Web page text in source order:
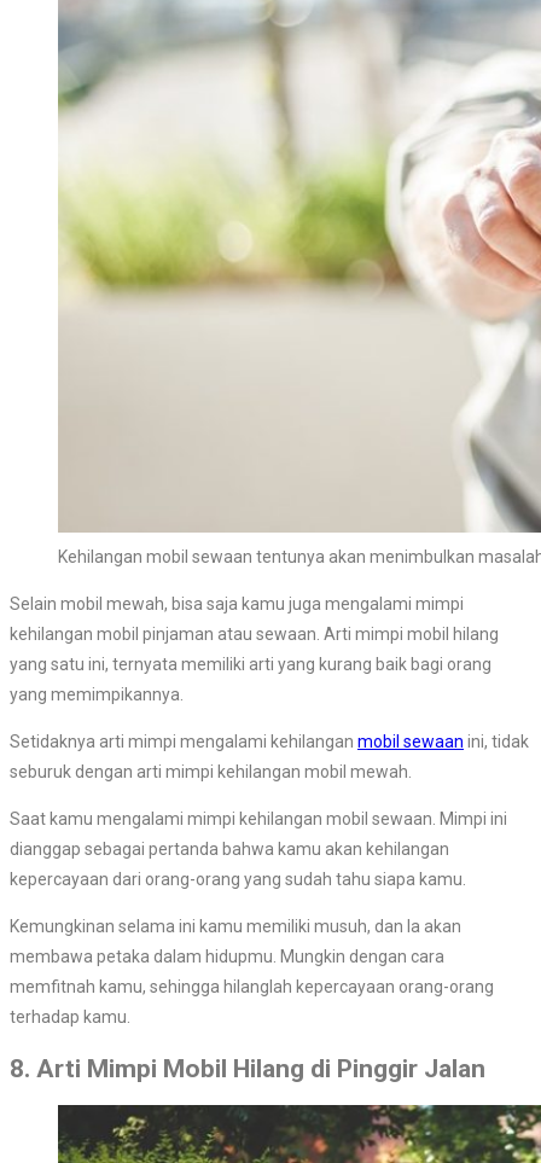
Kehilangan mobil sewaan tentunya akan menimbulkan
Selain mobil mewah, bisa saja kamu juga mengalami mimpi
kehilangan mobil pinjaman atau sewaan. Arti mimpi mobil hilang
yang satu ini, ternyata memiliki arti yang kurang baik bagi orang
yang memimpikannya.
Setidaknya arti mimpi mengalami kehilangan mobil sewaan ini, tidak
seburuk dengan arti mimpi kehilangan mobil mewah.
Saat kamu mengalami mimpi kehilangan mobil sewaan. Mimpi ini
dianggap sebagai pertanda bahwa kamu akan kehilangan
kepercayaan dari orang-orang yang sudah tahu siapa kamu.
Kemungkinan selama ini kamu memiliki musuh, dan Ia akan
membawa petaka dalam hidupmu. Mungkin dengan cara
memfitnah kamu, sehingga hilanglah kepercayaan orang-orang
terhadap kamu.
8. Arti Mimpi Mobil Hilang di Pinggir Jalan